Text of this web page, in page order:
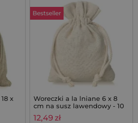
x
Bestseller
Woreczki a la lniane 6 x 8
cm na susz lawendowy - 10
szt.
12,49 zł